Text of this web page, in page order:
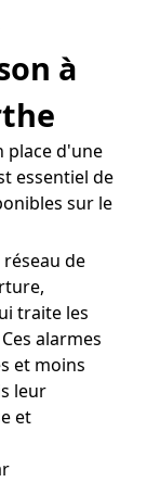
à
place d'une
essentiel de
sur le
de
traite les
alarmes
et moins
leur
et